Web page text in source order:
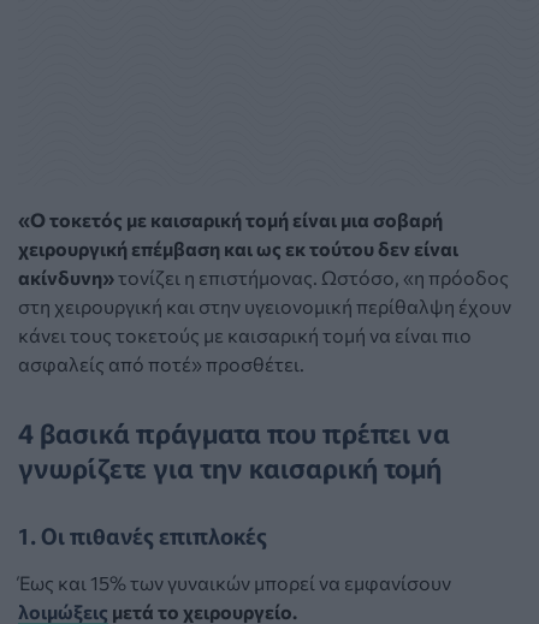
«Ο τοκετός με καισαρική τομή είναι μια σοβαρή
χειρουργική επέμβαση και ως εκ τούτου δεν είναι
ακίνδυνη»τονίζει η επιστήμονας. Ωστόσο, «η πρόοδος
στη χειρουργική και στην υγειονομική περίθαλψη έχουν
κάνει τους τοκετούς με καισαρική τομή να είναι πιο
ασφαλείς από ποτέ» προσθέτει.
4 βασικά πράγματα που πρέπει να
γνωρίζετε για την καισαρική τομή
1. Οι πιθανές επιπλοκές
Έως και 15% των γυναικών μπορεί να εμφανίσουν
λοιμώξεις μετά το χειρουργείο.